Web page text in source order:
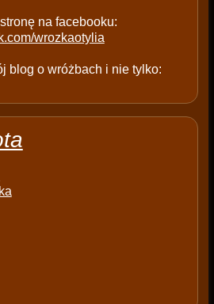
na facebooku:
wrozkaotylia
blog o wróżbach i nie tylko: